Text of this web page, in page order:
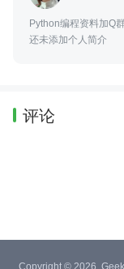
Python编程资料加Q
还未添加个人简介
评论
Copyright © 2026,